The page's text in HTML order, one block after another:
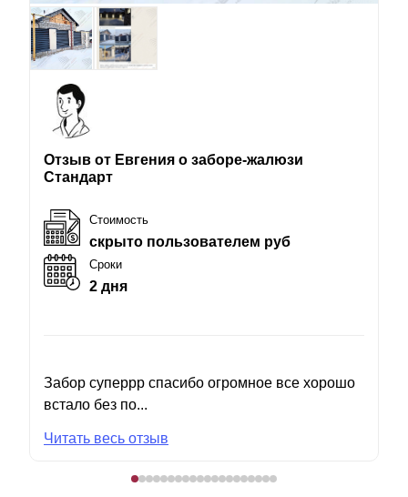
Отзыв от Евгения о заборе-жалюзи
Стандарт
Стоимость
скрыто пользователем руб
Сроки
2 дня
Забор суперрр спасибо огромное все хорошо
встало без по...
Читать весь отзыв